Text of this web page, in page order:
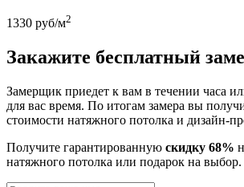
1330 руб/м2
Закажите бесплатный
Замерщик приедет к вам в течении часа
для вас время. По итогам замера вы
стоимости натяжного потолка и дизайн-
Получите гарантированную скидку 68%
натяжного потолка или подарок на выбор.